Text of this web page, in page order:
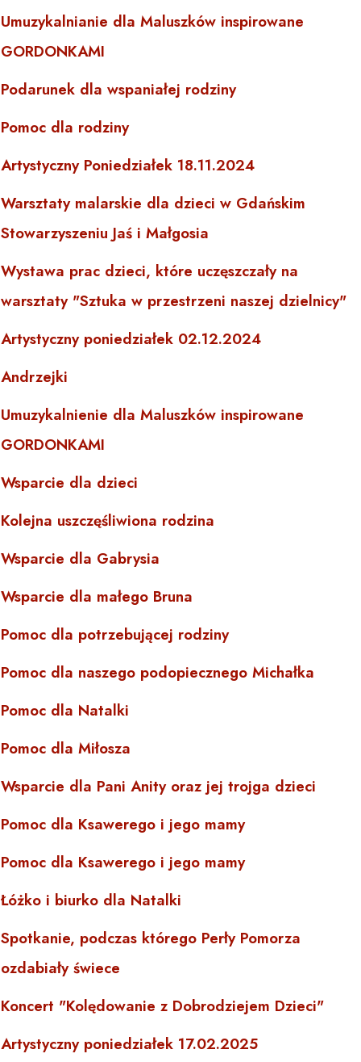
Umuzykalnianie dla Maluszków inspirowane
GORDONKAMI
Podarunek dla wspaniałej rodziny
Pomoc dla rodziny
Artystyczny Poniedziałek 18.11.2024
Warsztaty malarskie dla dzieci w Gdańskim
Stowarzyszeniu Jaś i Małgosia
Wystawa prac dzieci, które uczęszczały na
warsztaty "Sztuka w przestrzeni naszej dzielnicy"
Artystyczny poniedziałek 02.12.2024
Andrzejki
Umuzykalnienie dla Maluszków inspirowane
GORDONKAMI
Wsparcie dla dzieci
Kolejna uszczęśliwiona rodzina
Wsparcie dla Gabrysia
Wsparcie dla małego Bruna
Pomoc dla potrzebującej rodziny
Pomoc dla naszego podopiecznego Michałka
Pomoc dla Natalki
Pomoc dla Miłosza
Wsparcie dla Pani Anity oraz jej trojga dzieci
Pomoc dla Ksawerego i jego mamy
Pomoc dla Ksawerego i jego mamy
Łóżko i biurko dla Natalki
Spotkanie, podczas którego Perły Pomorza
ozdabiały świece
Koncert "Kolędowanie z Dobrodziejem Dzieci"
Artystyczny poniedziałek 17.02.2025